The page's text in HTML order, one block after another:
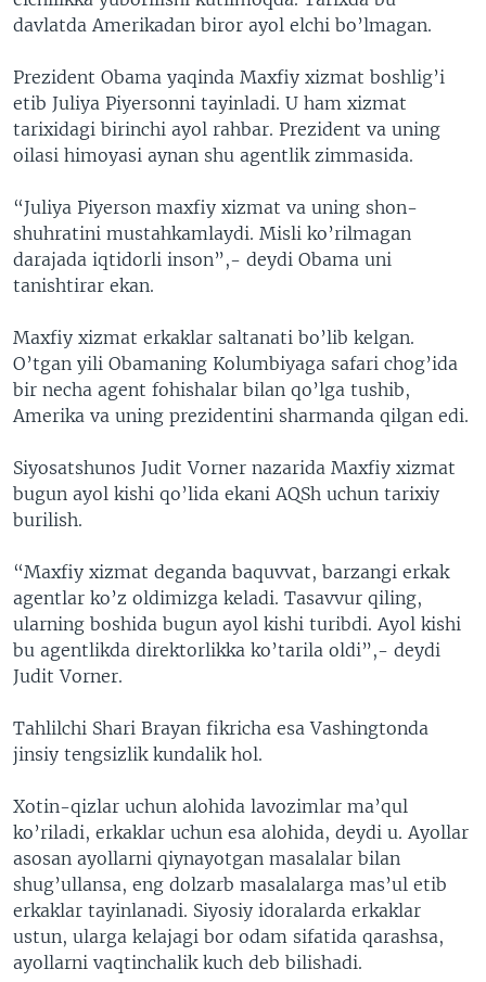
davlatda Amerikadan biror ayol elchi bo’lmagan.
Prezident Obama yaqinda Maxfiy xizmat boshlig’i
etib Juliya Piyersonni tayinladi. U ham xizmat
tarixidagi birinchi ayol rahbar. Prezident va uning
oilasi himoyasi aynan shu agentlik zimmasida.
“Juliya Piyerson maxfiy xizmat va uning shon-
shuhratini mustahkamlaydi. Misli ko’rilmagan
darajada iqtidorli inson”,- deydi Obama uni
tanishtirar ekan.
Maxfiy xizmat erkaklar saltanati bo’lib kelgan.
O’tgan yili Obamaning Kolumbiyaga safari chog’ida
bir necha agent fohishalar bilan qo’lga tushib,
Amerika va uning prezidentini sharmanda qilgan edi.
Siyosatshunos Judit Vorner nazarida Maxfiy xizmat
bugun ayol kishi qo’lida ekani AQSh uchun tarixiy
burilish.
“Maxfiy xizmat deganda baquvvat, barzangi erkak
agentlar ko’z oldimizga keladi. Tasavvur qiling,
ularning boshida bugun ayol kishi turibdi. Ayol kishi
bu agentlikda direktorlikka ko’tarila oldi”,- deydi
Judit Vorner.
Tahlilchi Shari Brayan fikricha esa Vashingtonda
jinsiy tengsizlik kundalik hol.
Xotin-qizlar uchun alohida lavozimlar ma’qul
ko’riladi, erkaklar uchun esa alohida, deydi u. Ayollar
asosan ayollarni qiynayotgan masalalar bilan
shug’ullansa, eng dolzarb masalalarga mas’ul etib
erkaklar tayinlanadi. Siyosiy idoralarda erkaklar
ustun, ularga kelajagi bor odam sifatida qarashsa,
ayollarni vaqtinchalik kuch deb bilishadi.